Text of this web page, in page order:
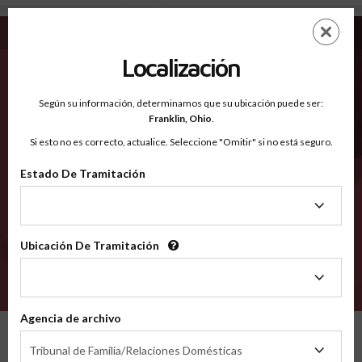
Frederick MD - Condados Reconocidos
EN
Condados Reconocidos
2600
Localización
Según su información, determinamos que su ubicación puede ser:
Franklin, Ohio.
Si esto no es correcto, actualice. Seleccione "Omitir" si no está seguro.
Estado De Tramitación
Tramitación
Ubicación De Tramitación
Tramitación
Agencia de archivo
Tribunal de Familia/Relaciones Domésticas
de